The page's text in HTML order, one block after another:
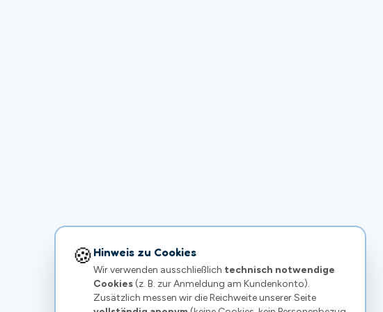
🍪 Hinweis zu Cookies
Wir verwenden ausschließlich technisch notwendige
Cookies(z. B. zur Anmeldung am Kundenkonto).
Zusätzlich messen wir die Reichweite unserer Seite